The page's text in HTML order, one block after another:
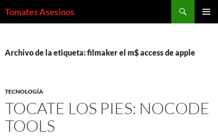
Tomates Asesinos
Archivo de la etiqueta: filmaker el m$ access de apple
TECNOLOGÍA
TOCATE LOS PIES: NOCODE
TOOLS